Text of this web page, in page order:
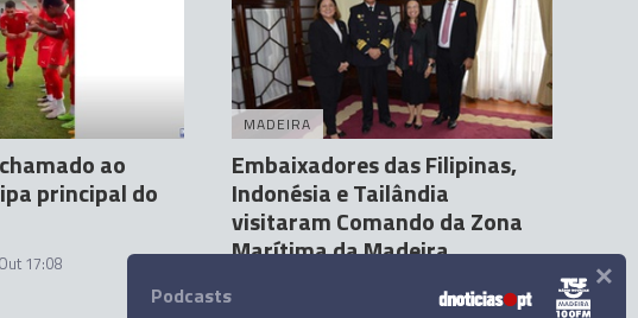
ao
principal do
17:08
MADEIRA
Embaixadores das Filipinas,
Indonésia e Tailândia
visitaram Comando da Zona
Marítima da Madeira
17 Out 11:07
Podcasts ×